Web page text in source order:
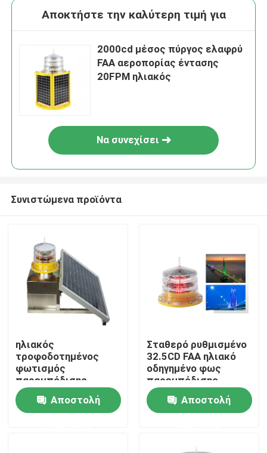
Σπίτι
Προϊόντα
Αποκτήστε την καλύτερη τιμή για
2000cd μέσος πύργος ελαφρύ
FAA αεροπορίας έντασης
20FPM ηλιακός
Να συνεχίσει
Συνιστώμενα προϊόντα
ηλιακός
τροφοδοτημένος
φωτισμός
παρεμπόδισης
μπαταριών 28W 12V
26AH για τους
πύργους
Αποστολή
Σταθερό ρυθμισμένο
32.5CD FAA ηλιακό
οδηγημένο φως
παρεμπόδισης
πύργων λάμψης
Αποστολή